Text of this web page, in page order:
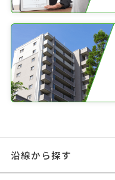
沿線から探す